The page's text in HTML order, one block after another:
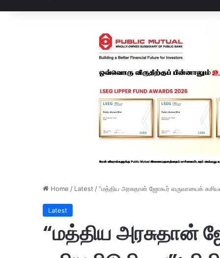
Home / Latest /“மத்திய அரசுதான் ஜோகூர் வருவாயைக்
Latest
“மத்திய அரசுதான்